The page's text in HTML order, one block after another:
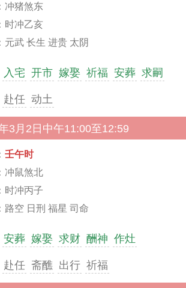
冲猪煞东
时冲乙亥
元武 长生 进贵 太阴
入宅 开市 嫁娶 祈福 安葬 求嗣
赴任 动土
3月2日中午11:00至12:59
壬午时
冲鼠煞北
时冲丙子
路空 日刑 福星 司命
安葬 嫁娶 求财 酬神 作灶
赴任 斋醮 出行 祈福